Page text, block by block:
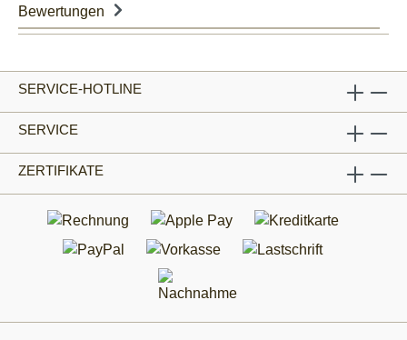
Bewertungen
SERVICE-HOTLINE
SERVICE
ZERTIFIKATE